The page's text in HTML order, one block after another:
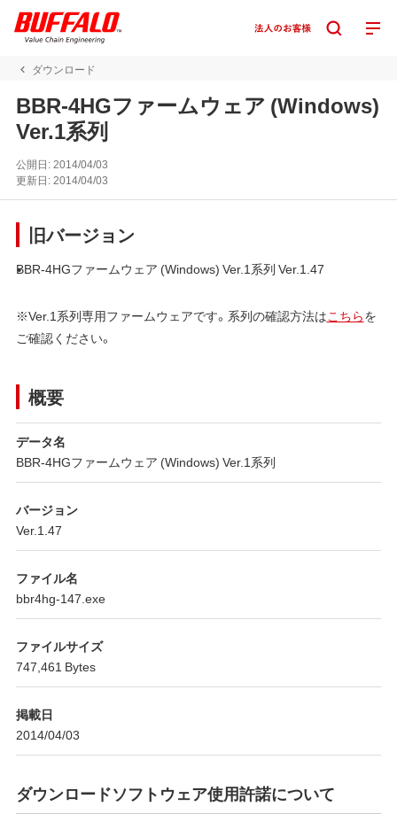
ダウンロード
BBR-4HGファームウェア (Windows)
Ver.1系列
公開日:2014/04/03
更新日:2014/04/03
旧バージョン
BBR-4HGファームウェア (Windows) Ver.1系列 Ver.1.47
※Ver.1系列専用ファームウェアです。系列の確認方法はこちらを
ご確認ください。
概要
データ名
BBR-4HGファームウェア (Windows) Ver.1系列
バージョン
Ver.1.47
ファイル名
bbr4hg-147.exe
ファイルサイズ
747,461 Bytes
掲載日
2014/04/03
ダウンロードソフトウェア使用許諾について